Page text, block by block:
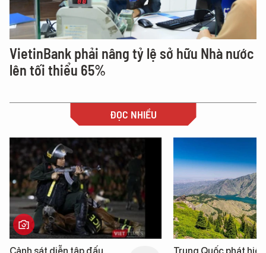
VietinBank phải nâng tỷ lệ sở hữu Nhà nước
lên tối thiểu 65%
ĐỌC NHIỀU